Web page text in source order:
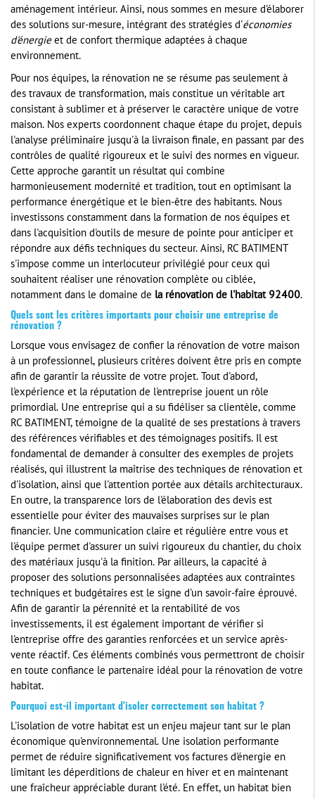
aménagement intérieur. Ainsi, nous sommes en mesure d'élaborer
des solutions sur-mesure, intégrant des stratégies d' économies
d'énergieet de confort thermique adaptées à chaque
environnement.
Pour nos équipes, la rénovation ne se résume pas seulement à
des travaux de transformation, mais constitue un véritable art
consistant à sublimer et à préserver le caractère unique de votre
maison. Nos experts coordonnent chaque étape du projet, depuis
l'analyse préliminaire jusqu'à la livraison finale, en passant par des
contrôles de qualité rigoureux et le suivi des normes en vigueur.
Cette approche garantit un résultat qui combine
harmonieusement modernité et tradition, tout en optimisant la
performance énergétique et le bien-être des habitants. Nous
investissons constamment dans la formation de nos équipes et
dans l'acquisition d'outils de mesure de pointe pour anticiper et
répondre aux défis techniques du secteur. Ainsi, RC BATIMENT
s'impose comme un interlocuteur privilégié pour ceux qui
souhaitent réaliser une rénovation complète ou ciblée,
notamment dans le domaine de la rénovation de l'habitat 92400.
Quels sont les critères importants pour choisir une entreprise de
rénovation ?
Lorsque vous envisagez de confier la rénovation de votre maison
à un professionnel, plusieurs critères doivent être pris en compte
afin de garantir la réussite de votre projet. Tout d'abord,
l'expérience et la réputation de l'entreprise jouent un rôle
primordial. Une entreprise qui a su fidéliser sa clientèle, comme
RC BATIMENT, témoigne de la qualité de ses prestations à travers
des références vérifiables et des témoignages positifs. Il est
fondamental de demander à consulter des exemples de projets
réalisés, qui illustrent la maîtrise des techniques de rénovation et
d'isolation, ainsi que l'attention portée aux détails architecturaux.
En outre, la transparence lors de l'élaboration des devis est
essentielle pour éviter des mauvaises surprises sur le plan
financier. Une communication claire et régulière entre vous et
l'équipe permet d'assurer un suivi rigoureux du chantier, du choix
des matériaux jusqu'à la finition. Par ailleurs, la capacité à
proposer des solutions personnalisées adaptées aux contraintes
techniques et budgétaires est le signe d'un savoir-faire éprouvé.
Afin de garantir la pérennité et la rentabilité de vos
investissements, il est également important de vérifier si
l'entreprise offre des garanties renforcées et un service après-
vente réactif. Ces éléments combinés vous permettront de choisir
en toute confiance le partenaire idéal pour la rénovation de votre
habitat.
Pourquoi est-il important d'isoler correctement son habitat ?
L'isolation de votre habitat est un enjeu majeur tant sur le plan
économique qu'environnemental. Une isolation performante
permet de réduire significativement vos factures d'énergie en
limitant les déperditions de chaleur en hiver et en maintenant
une fraîcheur appréciable durant l'été. En effet, un habitat bien